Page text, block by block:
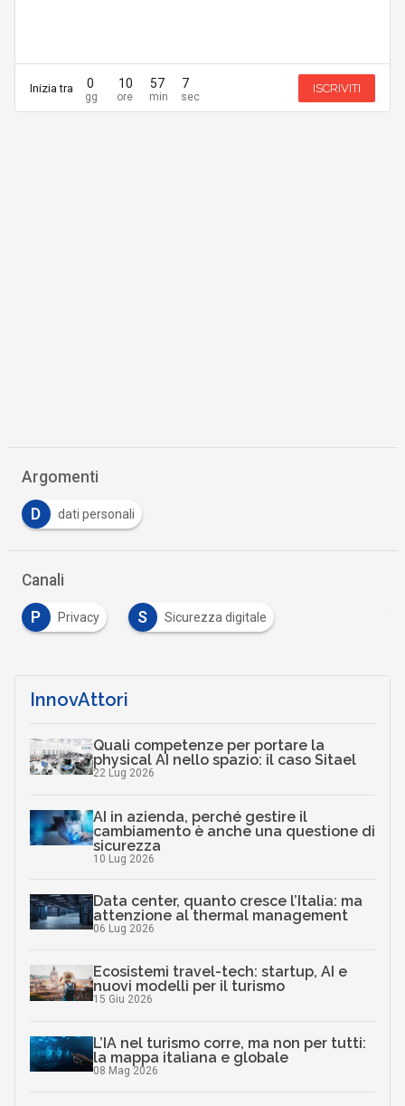
Inizia tra 0 10 57 7 ISCRIVITI
Argomenti
D dati personali
Canali
P Privacy S Sicurezza digitale
InnovAttori
Quali competenze per portare la
physical AI nello spazio: il caso Sitael
22 Lug 2026
AI in azienda, perché gestire il
cambiamento è anche una questione di
sicurezza
10 Lug 2026
Data center, quanto cresce l’Italia: ma
attenzione al thermal management
06 Lug 2026
Ecosistemi travel-tech: startup, AI e
nuovi modelli per il turismo
15 Giu 2026
L’IA nel turismo corre, ma non per tutti:
la mappa italiana e globale
08 Mag 2026